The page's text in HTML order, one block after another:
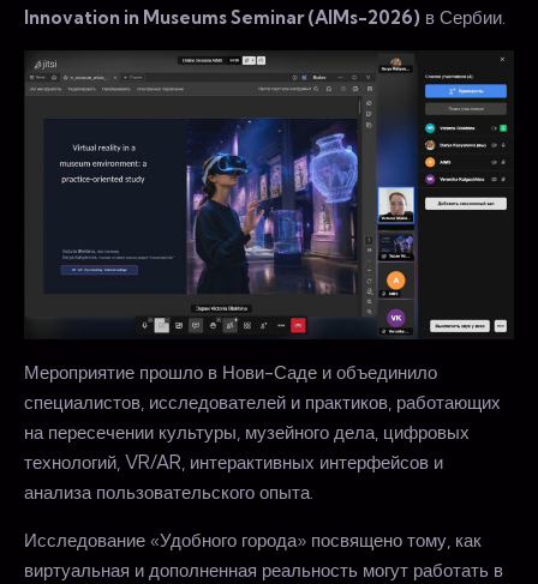
Innovation in Museums Seminar (AIMs-2026) в Сербии.
Мероприятие прошло в Нови-Саде и объединило
специалистов, исследователей и практиков, работающих
на пересечении культуры, музейного дела, цифровых
технологий, VR/AR, интерактивных интерфейсов и
анализа пользовательского опыта.
Исследование «Удобного города» посвящено тому, как
виртуальная и дополненная реальность могут работать в